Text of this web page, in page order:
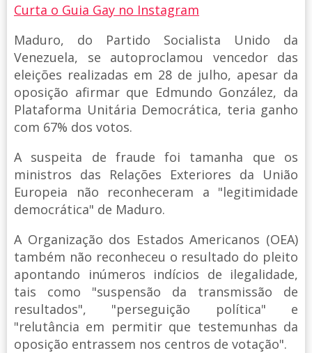
Curta o Guia Gay no Instagram
Maduro, do Partido Socialista Unido da
Venezuela, se autoproclamou vencedor das
eleições realizadas em 28 de julho, apesar da
oposição afirmar que Edmundo González, da
Plataforma Unitária Democrática, teria ganho
com 67% dos votos.
A suspeita de fraude foi tamanha que os
ministros das Relações Exteriores da União
Europeia não reconheceram a "legitimidade
democrática" de Maduro.
A Organização dos Estados Americanos (OEA)
também não reconheceu o resultado do pleito
apontando inúmeros indícios de ilegalidade,
tais como "suspensão da transmissão de
resultados", "perseguição política" e
"relutância em permitir que testemunhas da
oposição entrassem nos centros de votação".